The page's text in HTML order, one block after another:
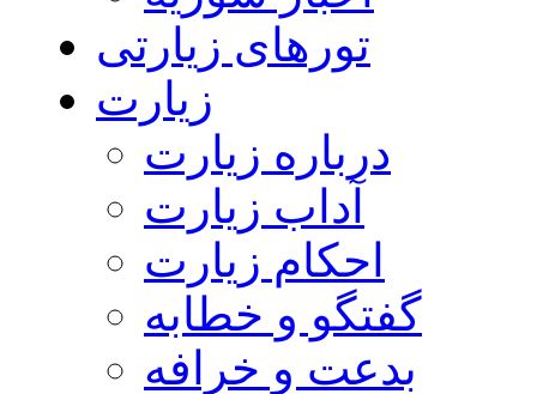
تورهای زیارتی
زیارت
درباره زیارت
آداب زیارت
احکام زیارت
گفتگو و خطابه
بدعت و خرافه